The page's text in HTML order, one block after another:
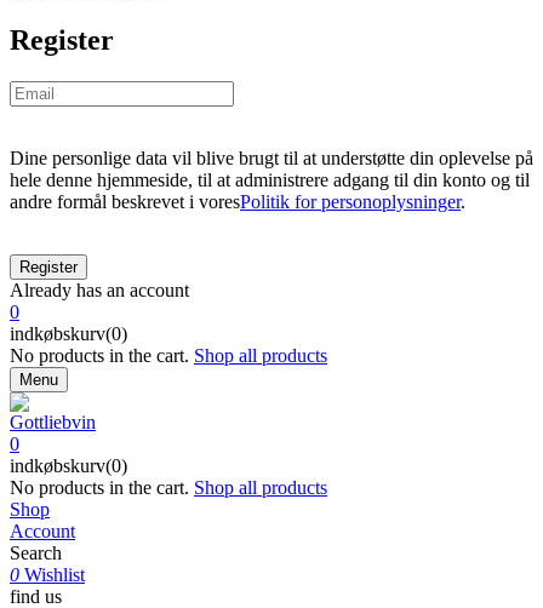
Register
Dine personlige data vil blive brugt til at understøtte din oplevelse på
hele denne hjemmeside, til at administrere adgang til din konto og til
andre formål beskrevet i voresPolitik for personoplysninger.
Already has an account
0
indkøbskurv(0)
No products in the cart. Shop all products
Menu
0
indkøbskurv(0)
No products in the cart. Shop all products
Shop
Account
Search
0 Wishlist
find us